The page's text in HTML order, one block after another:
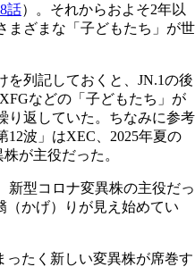
話）。それからおよそ2年以
まざまな「子どもたち」が世
を列記しておくと、JN.1の後
などの「子どもたち」が
り返していた。ちなみに参考
12波」はXEC、2025年夏の
が主役だった。
型コロナ変異株の主役だっ
（かげ）りが見え始めてい
ったく新しい変異株が席巻す